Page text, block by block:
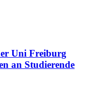
Uni Freiburg
an Studierende